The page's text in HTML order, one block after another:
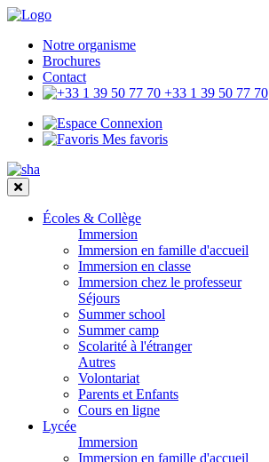
Notre organisme
Brochures
Contact
+33 1 39 50 77 70
Connexion
Mes favoris
Écoles & Collège
Immersion
Immersion en famille d'accueil
Immersion en classe
Immersion chez le professeur
Séjours
Summer school
Summer camp
Scolarité à l'étranger
Autres
Volontariat
Parents et Enfants
Cours en ligne
Lycée
Immersion
Immersion en famille d'accueil